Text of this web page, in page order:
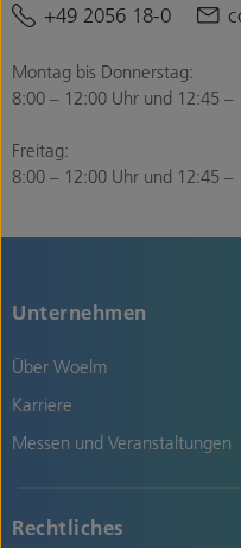
+49 2056 18-0
Montag bis Donnerstag:
8:00 – 12:00 Uhr und 12:45 –
Freitag:
8:00 – 12:00 Uhr und 12:45 –
Unternehmen
Über Woelm
Karriere
Messen und Veranstaltungen
Rechtliches